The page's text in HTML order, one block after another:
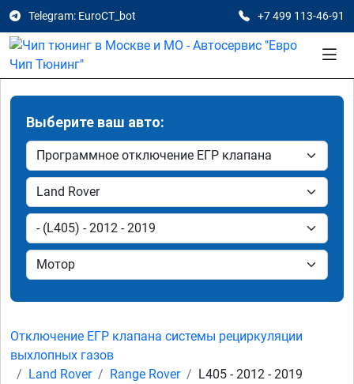
Telegram: EuroCT_bot +7 499 113-46-91
Выберите ваш авто:
Отключение ЕГР клапана системы рециркуляции
выхлопных газов
Land Rover
Range Rover L405 - 2012 - 2019